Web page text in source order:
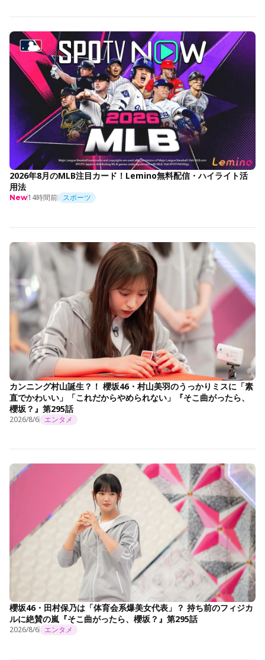
2026年8月のMLB注目カード！Lemino無料配信・ハイライト活
用法
New14時間前 スポーツ
カンニング村山誕生？！ 櫻坂46・村山美羽のうっかりミスに「素
直でかわいい」「これだからやめられない」『そこ曲がったら、
櫻坂？』第295話
2026/8/6 エンタメ
櫻坂46・田村保乃は「体育会系爆美女代表」？ 持ち前のフィジカ
ルに絶賛の嵐『そこ曲がったら、櫻坂？』第295話
2026/8/6 エンタメ